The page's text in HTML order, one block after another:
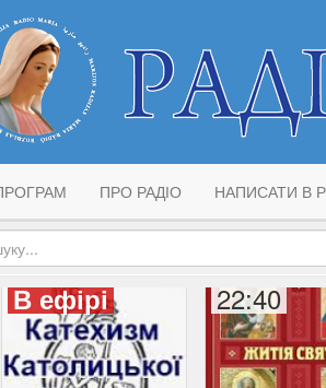
ПРО РАДІО НАПИСАТИ В
В ефірі 22:40